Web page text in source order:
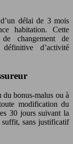
délai de 3 mois
habitation. Cette
changement de
d’activité
du bonus-malus ou à
modification du
30 jours suivant la
sans justificatif